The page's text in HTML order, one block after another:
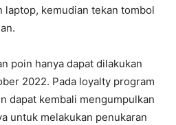
laptop, kemudian tekan tombol
poin hanya dapat dilakukan
2022. Pada loyalty program
dapat kembali mengumpulkan
untuk melakukan penukaran